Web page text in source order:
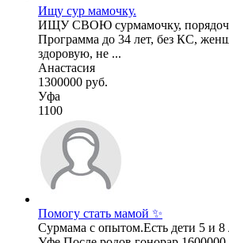
Ищу сур мамочку.
ИЩУ СВОЮ сурмамочку,
Программа до 34 лет, без КС,
здоровую, не ...
Анастасия
1300000 руб.
Уфа
1100
Помогу стать мамой ✨
Сурмама с опытом.Есть дети 5 и 8